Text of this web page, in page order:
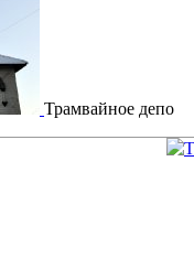
Трамвайное депо